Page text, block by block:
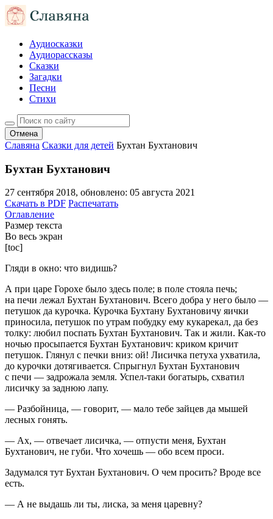
Аудиосказки
Аудиорассказы
Сказки
Загадки
Песни
Стихи
Отмена
Славяна Сказки для детей Бухтан Бухтанович
Бухтан Бухтанович
27 сентября 2018, обновлено: 05 августа 2021
Скачать в PDF Распечатать
Оглавление
Размер текста
Во весь экран
[toc]
Гляди в окно: что видишь?
А при царе Горохе было здесь поле; в поле стояла печь;
на печи лежал Бухтан Бухтанович. Всего добра у него было —
петушок да курочка. Курочка Бухтану Бухтановичу яички
приносила, петушок по утрам побудку ему кукарекал, да без
толку: любил поспать Бухтан Бухтанович. Так и жили. Как-то
ночью просыпается Бухтан Бухтанович: криком кричит
петушок. Глянул с печки вниз: ой! Лисичка петуха ухватила,
до курочки дотягивается. Спрыгнул Бухтан Бухтанович
с печи — задрожала земля. Успел-таки богатырь, схватил
лисичку за заднюю лапу.
— Разбойница, — говорит, — мало тебе зайцев да мышей
лесных гонять.
— Ах, — отвечает лисичка, — отпусти меня, Бухтан
Бухтанович, не губи. Что хочешь — обо всем проси.
Задумался тут Бухтан Бухтанович. О чем просить? Вроде все
есть.
— А не выдашь ли ты, лиска, за меня царевну?